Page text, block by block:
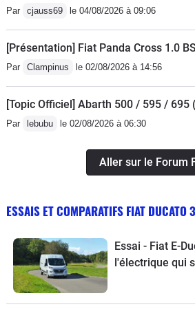
Par cjauss69 le 04/08/2026 à 09:06
[Présentation] Fiat Panda Cross 1.0
Par Clampinus le 02/08/2026 à 14:56
[Topic Officiel] Abarth 500 / 595 / 695
Par lebubu le 02/08/2026 à 06:30
Aller sur le Forum
ESSAIS ET COMPARATIFS FIAT DUCATO 3
Essai - Fiat E-
l'électrique qui